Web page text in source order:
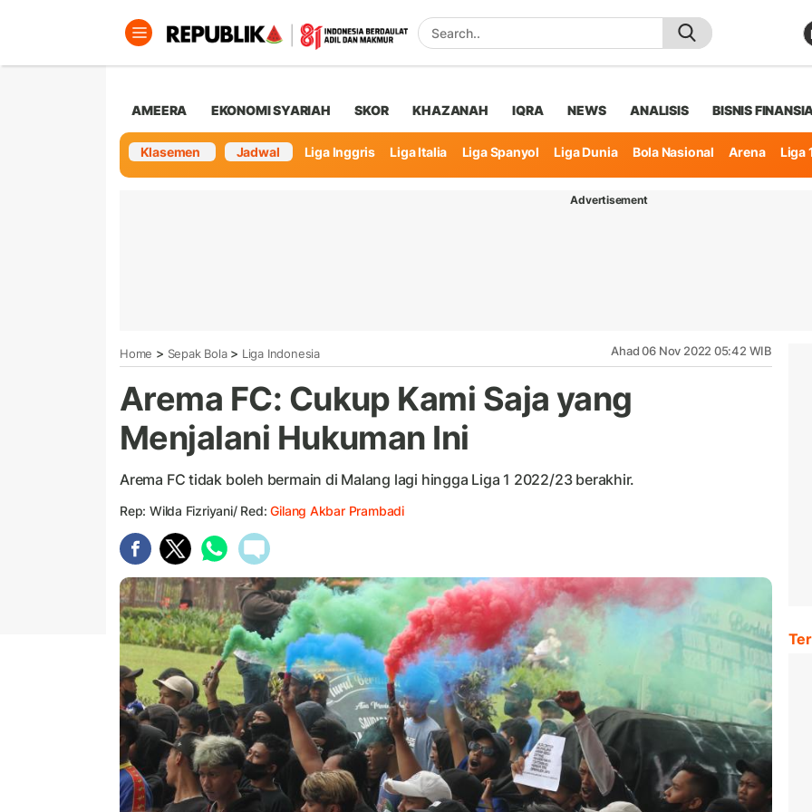
AMEERA EKONOMI SYARIAH SKOR KHAZANAH IQRA NEWS ANALISIS BISNIS
Klasemen Jadwal Liga Inggris Liga Italia Liga Spanyol Liga Dunia Bola Nasional Arena
Liga
Advertisement
Home > Sepak Bola> Liga Indonesia Ahad 06 Nov 2022 05:42 WIB
Arema FC: Cukup Kami Saja yang
Menjalani Hukuman Ini
Arema FC tidak boleh bermain di Malang lagi hingga Liga 1 2022/23 berakhir.
Rep: Wilda Fizriyani/ Red:Gilang Akbar Prambadi